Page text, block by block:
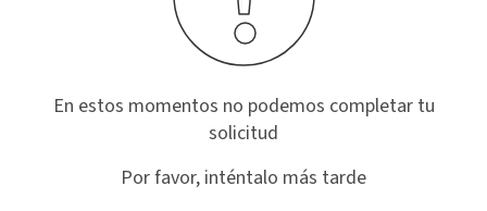
En estos momentos no podemos completar tu
solicitud
Por favor, inténtalo más tarde